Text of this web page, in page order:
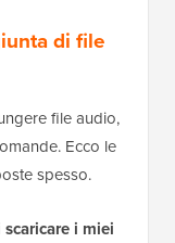
di file
file audio,
Ecco le
spesso.
i miei